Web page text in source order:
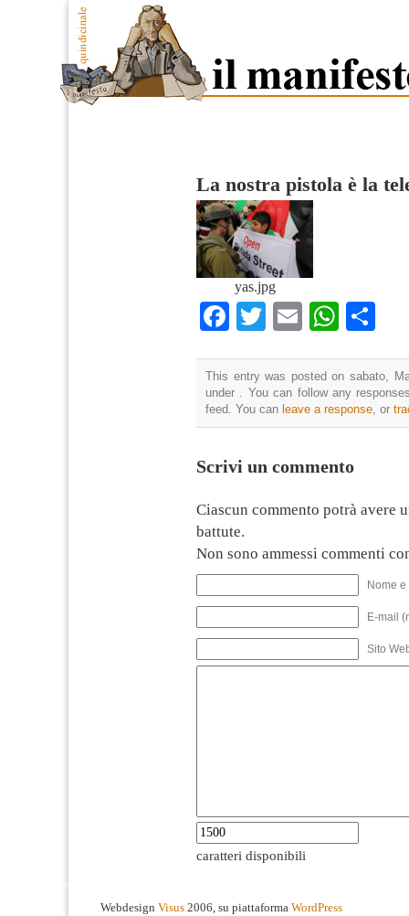
La nostra pistola è la
yas.jpg
Facebook
TwitterEmail
This entry was posted on sabato,
under . You can follow any
feed. You can leave a response, or
Scrivi un commento
Ciascun commento potrà avere
battute.
Non sono ammessi commenti
Nome
E-mail
Sito
caratteri disponibili
Webdesign Visus 2006, su piattaforma WordPress